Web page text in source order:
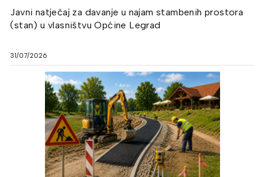
Javni natječaj za davanje u najam stambenih prostora
(stan) u vlasništvu Općine Legrad
31/07/2026